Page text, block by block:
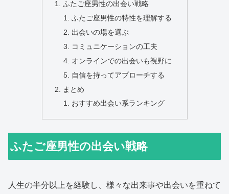
ふたご座男性の出会い戦略
ふたご座男性の特性を理解する
出会いの場を選ぶ
コミュニケーションの工夫
オンラインでの出会いも視野に
自信を持ってアプローチする
まとめ
おすすめ出会い系ランキング
ふたご座男性の出会い戦略
人生の半分以上を経験し、様々な出来事や出会いを重ねて